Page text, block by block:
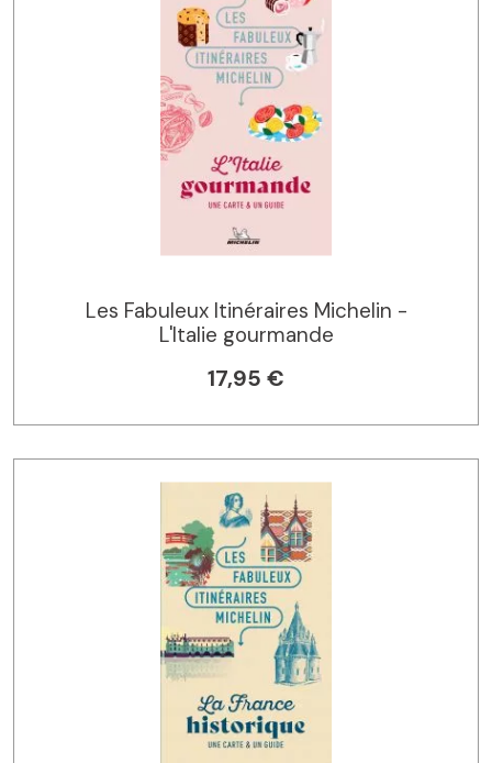
Les Fabuleux Itinéraires Michelin -
L'Italie gourmande
17,95 €